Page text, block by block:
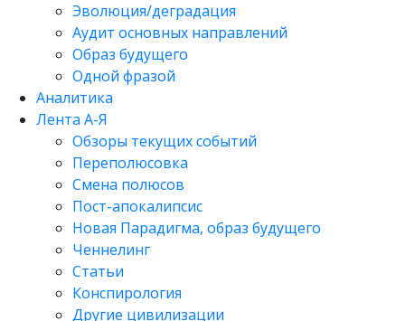
Эволюция/деградация
Аудит основных направлений
Образ будущего
Одной фразой
Аналитика
Лента А-Я
Обзоры текущих событий
Переполюсовка
Смена полюсов
Пост-апокалипсис
Новая Парадигма, образ будущего
Ченнелинг
Статьи
Конспирология
Другие цивилизации